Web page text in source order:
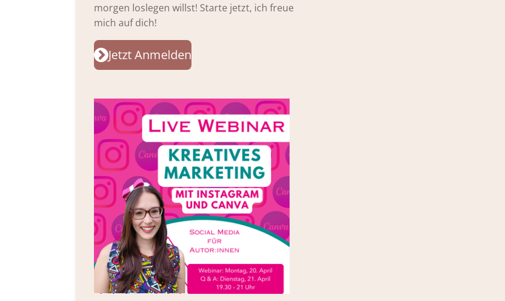
morgen loslegen willst! Starte jetzt, ich freue
mich auf dich!
Jetzt Anmelden